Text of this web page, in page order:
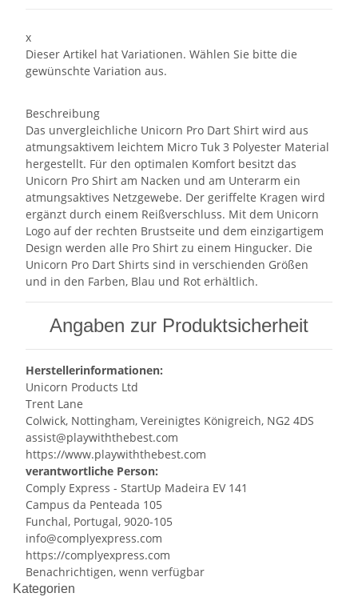
x
Dieser Artikel hat Variationen. Wählen Sie bitte die
gewünschte Variation aus.
Beschreibung
Das unvergleichliche Unicorn Pro Dart Shirt wird aus
atmungsaktivem leichtem Micro Tuk 3 Polyester Material
hergestellt. Für den optimalen Komfort besitzt das
Unicorn Pro Shirt am Nacken und am Unterarm ein
atmungsaktives Netzgewebe. Der geriffelte Kragen wird
ergänzt durch einem Reißverschluss. Mit dem Unicorn
Logo auf der rechten Brustseite und dem einzigartigem
Design werden alle Pro Shirt zu einem Hingucker. Die
Unicorn Pro Dart Shirts sind in verschienden Größen
und in den Farben, Blau und Rot erhältlich.
Angaben zur Produktsicherheit
Herstellerinformationen:
Unicorn Products Ltd
Trent Lane
Colwick, Nottingham, Vereinigtes Königreich, NG2 4DS
assist@playwiththebest.com
https://www.playwiththebest.com
verantwortliche Person:
Comply Express - StartUp Madeira EV 141
Campus da Penteada 105
Funchal, Portugal, 9020-105
info@complyexpress.com
https://complyexpress.com
Benachrichtigen, wenn verfügbar
Kategorien